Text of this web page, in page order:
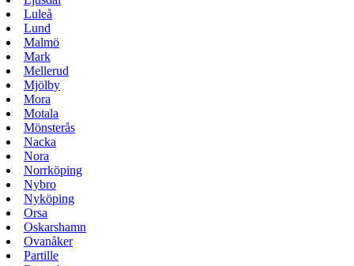
Luleå
Lund
Malmö
Mark
Mellerud
Mjölby
Mora
Motala
Mönsterås
Nacka
Nora
Norrköping
Nybro
Nyköping
Orsa
Oskarshamn
Ovanåker
Partille